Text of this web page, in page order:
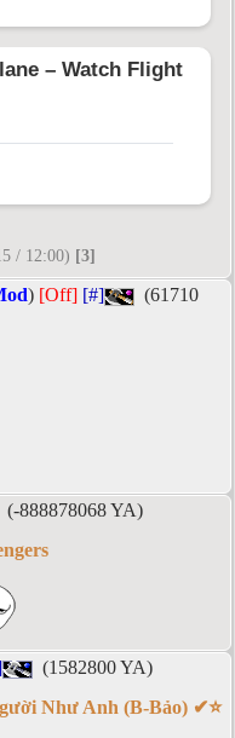
/ 12:00) [3]
) [Off] [#]
(61710
(-888878068 YA)
(1582800 YA)
Như Anh (B-Bảo) ✔⭐